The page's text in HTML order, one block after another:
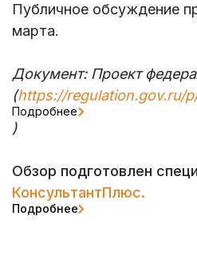
Публичное обсуждение
марта.
Документ: Проект
(https://regulation.gov.ru/
Подробнее
)
Обзор подготовлен
КонсультантПлюс.
Подробнее